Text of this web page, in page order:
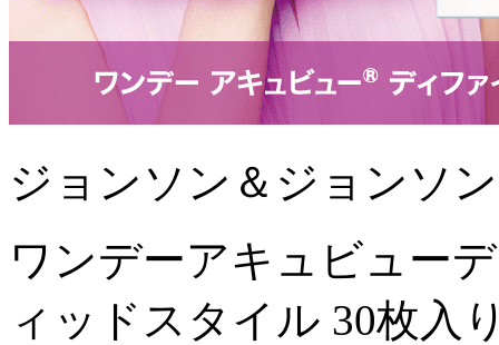
ジョンソン＆ジョンソン
ワンデーアキュビュー
ィッドスタイル 30枚入